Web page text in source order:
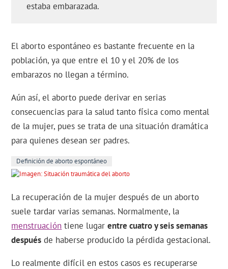
estaba embarazada.
El aborto espontáneo es bastante frecuente en la
población, ya que entre el 10 y el 20% de los
embarazos no llegan a término.
Aún así, el aborto puede derivar en serias
consecuencias para la salud tanto física como mental
de la mujer, pues se trata de una situación dramática
para quienes desean ser padres.
Definición de aborto espontáneo
La recuperación de la mujer después de un aborto
suele tardar varias semanas. Normalmente, la
menstruación tiene lugarentre cuatro y seis semanas
después de haberse producido la pérdida gestacional.
Lo realmente difícil en estos casos es recuperarse